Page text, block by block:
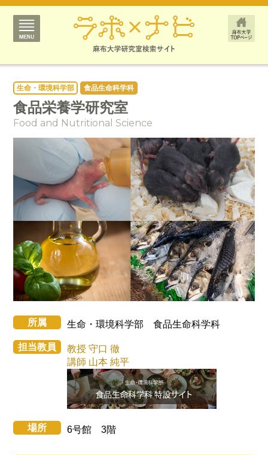
生命・環境科学部 食品生命科学科
食品栄養学研究室
Food and Nutritional Science
所属 生命・環境科学部 食品生命科学科
担当教員
教授 守口 徹
講師 山本 純平
場所 6号館 3階